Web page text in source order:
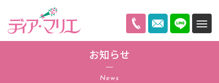
ディアマリエ
お知らせ
News